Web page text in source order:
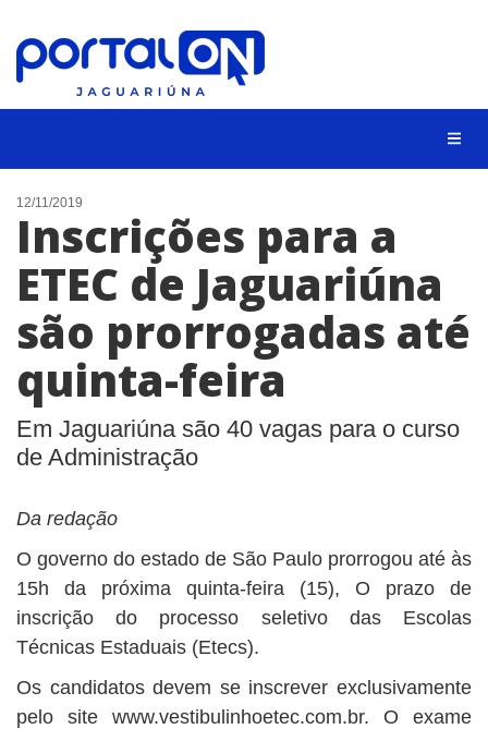
NOTÍCIAS
LISTA DIGITAL
CONTATO
ANUNCIE
12/11/2019
Inscrições para a
ETEC de Jaguariúna
são prorrogadas até
quinta-feira
Em Jaguariúna são 40 vagas para o curso
de Administração
Da redação
O governo do estado de São Paulo prorrogou até às
15h da próxima quinta-feira (15), O prazo de
inscrição do processo seletivo das Escolas
Técnicas Estaduais (Etecs).
Os candidatos devem se inscrever exclusivamente
pelo site www.vestibulinhoetec.com.br. O exame